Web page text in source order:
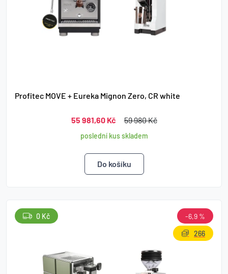
Profitec MOVE + Eureka Mignon Zero, CR white
55 981,60 Kč 59 980 Kč
poslední kus skladem
0 Kč
-6,9 %
266